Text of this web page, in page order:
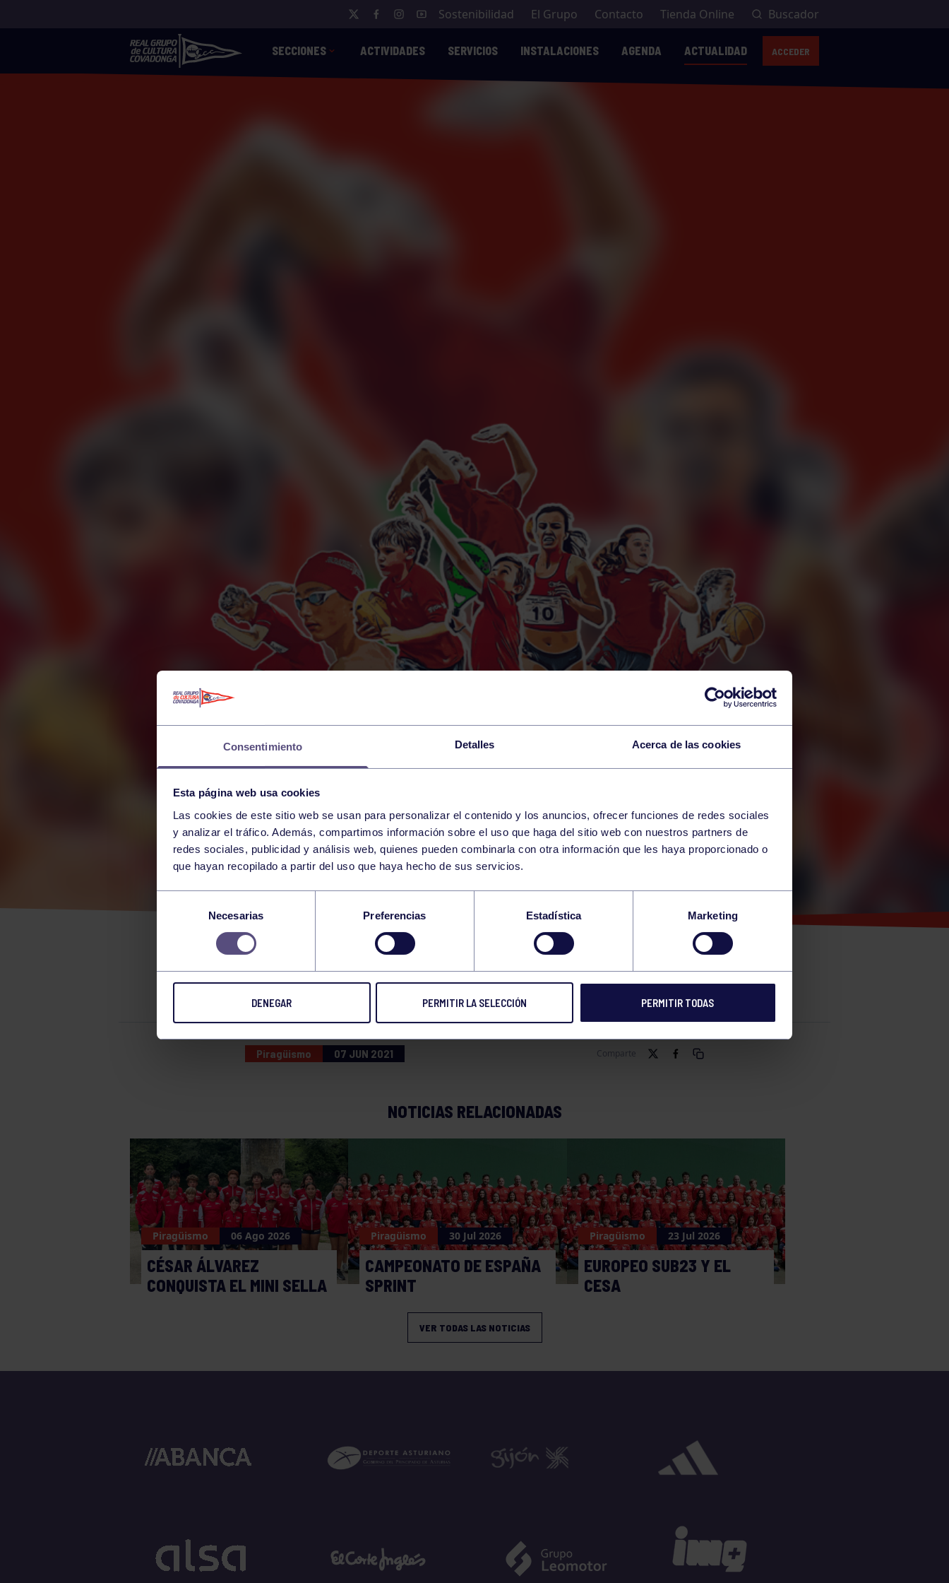
Consentimiento Detalles Acerca de las cookies
Esta página web usa cookies
Las cookies de este sitio web se usan para personalizar el contenido y los anuncios, ofrecer funciones de redes sociales
y analizar el tráfico. Además, compartimos información sobre el uso que haga del sitio web con nuestros partners de
redes sociales, publicidad y análisis web, quienes pueden combinarla con otra información que les haya proporcionado o
que hayan recopilado a partir del uso que haya hecho de sus servicios.
consentimiento
Necesarias Preferencias Estadística Marketing
DENEGAR PERMITIR LA SELECCIÓN PERMITIR TODAS
Sostenibilidad El Grupo Contacto Tienda Online Buscador
SECCIONES ACTIVIDADES SERVICIOS INSTALACIONES AGENDA ACTUALIDAD ACCEDER
JUAN ORIYÉS ROZA LA
MEDALLA EN LOS EUROPEOS
DE POZNAN
Piragüismo 07 JUN 2021 Comparte
NOTICIAS RELACIONADAS
Piragüismo 06 Ago 2026
CÉSAR ÁLVAREZ
CONQUISTA EL MINI SELLA
Piragüismo 30 Jul 2026
CAMPEONATO DE ESPAÑA
SPRINT
Piragüismo 23 Jul 2026
EUROPEO SUB23 Y EL
CESA
VER TODAS LAS NOTICIAS